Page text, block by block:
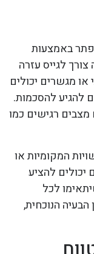
באמצעות
לגייס עזרה
מגשרים יכולים
להגיע להסכמות.
רגישים כמו
המקומיות או
להציע
לכל
הנוכחית,